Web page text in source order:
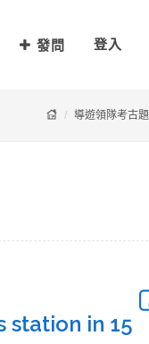
發問 登入
導遊領隊考古題
station in 15